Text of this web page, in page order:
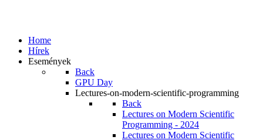
Home
Hírek
Események
Back
GPU Day
Lectures-on-modern-scientific-programming
Back
Lectures on Modern Scientific
Programming - 2024
Lectures on Modern Scientific